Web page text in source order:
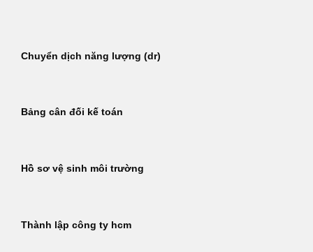
dungChuyển dịch năng lượng (dr)
Bảng cân đối kế toán
Hồ sơ vệ sinh môi trường
Thành lập công ty hcm